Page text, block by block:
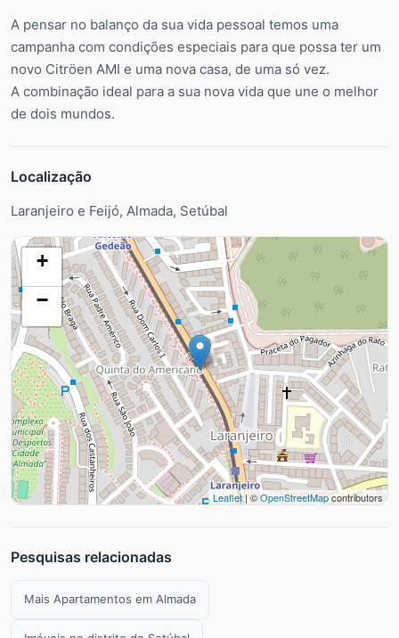
A pensar no balanço da sua vida pessoal temos uma
campanha com condições especiais para que possa ter um
novo Citröen AMI e uma nova casa, de uma só vez.
A combinação ideal para a sua nova vida que une o melhor
de dois mundos.
Localização
Laranjeiro e Feijó, Almada, Setúbal
+
−
Leaflet| ©OpenStreetMapcontributors
Pesquisas relacionadas
Mais Apartamentos em Almada